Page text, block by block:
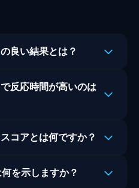
良い結果とは？
グレートテスト結果は、マ
を意味します。大幅に低い
反応時間が高いのは
入力パイプラインを測定し
はドライバーの問題を示し
コアとは何ですか？
ト、DPIの結果を一つの総合
を示しますか？